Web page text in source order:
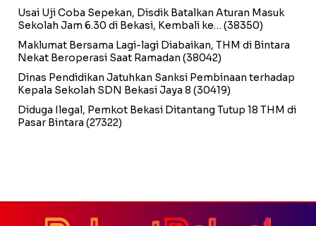
Usai Uji Coba Sepekan, Disdik Batalkan Aturan Masuk
Sekolah Jam 6.30 di Bekasi, Kembali ke… (38350)
Maklumat Bersama Lagi-lagi Diabaikan, THM di Bintara
Nekat Beroperasi Saat Ramadan (38042)
Dinas Pendidikan Jatuhkan Sanksi Pembinaan terhadap
Kepala Sekolah SDN Bekasi Jaya 8 (30419)
Diduga Ilegal, Pemkot Bekasi Ditantang Tutup 18 THM di
Pasar Bintara (27322)